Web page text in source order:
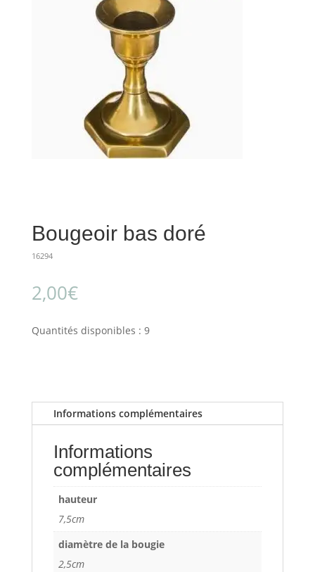
Bougeoir bas doré
16294
2,00€
Quantités disponibles : 9
Informations complémentaires
Informations
complémentaires
hauteur
7,5cm
diamètre de la bougie
2,5cm